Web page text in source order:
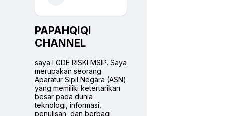
PAPAHQIQI
CHANNEL
saya I GDE RISKI MSIP. Saya
merupakan seorang
Aparatur Sipil Negara (ASN)
yang memiliki ketertarikan
besar pada dunia
teknologi, informasi,
penulisan, dan berbagi